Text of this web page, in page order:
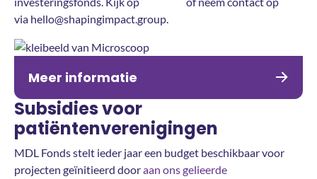
via hello@shapingimpact.group.
Meer informatie
Subsidies voor
patiëntenverenigingen
MDL Fonds stelt ieder jaar een budget beschikbaar voor
projecten geïnitieerd dooraan ons gelieerde